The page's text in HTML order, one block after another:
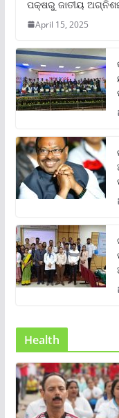
ପକ୍ଷରୁ ଜାତୀୟ
April 15, 2025
Health